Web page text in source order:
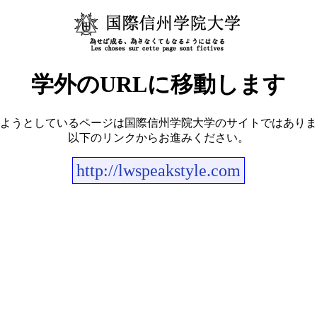
学外のURLに移動します
うとしているページは国際信州学院大学のサイトではあり
以下のリンクからお進みください。
http://lwspeakstyle.com